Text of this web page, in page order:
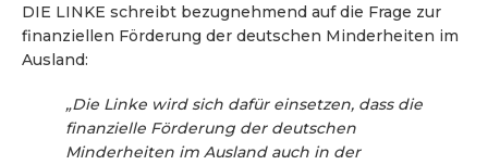
DIE LINKE schreibt bezugnehmend auf die Frage zur
finanziellen Förderung der deutschen Minderheiten im
Ausland:
„Die Linke wird sich dafür einsetzen, dass die
finanzielle Förderung der deutschen
Minderheiten im Ausland auch in der